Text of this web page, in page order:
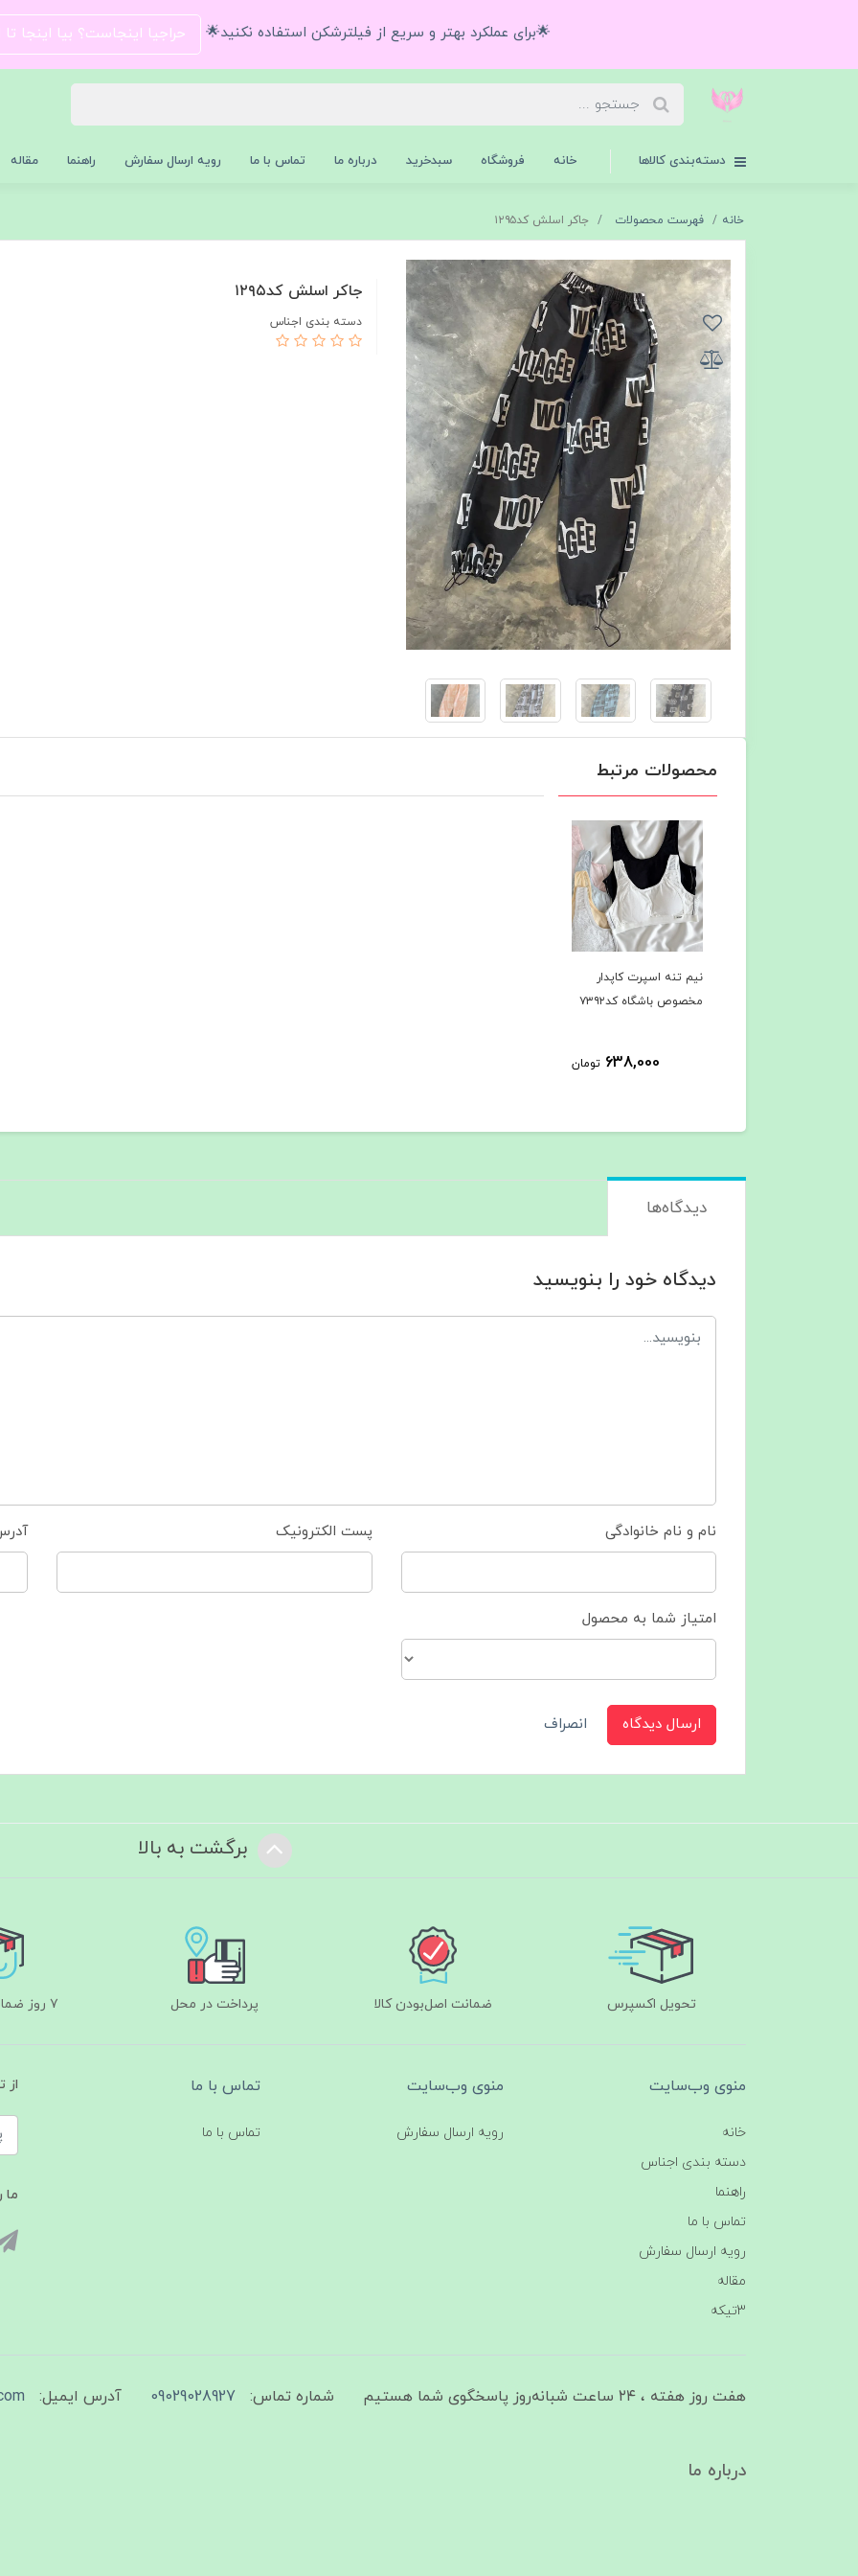
🌟برای عملکرد بهتر و سریع از فیلترشکن استفاده نکنید🌟 حراجیا اینجاست؟ بیا اینجا
دسته‌بندی کالاها خانه فروشگاه سبدخرید درباره ما تماس با ما رویه ارسال سفارش راهنما مقاله
خانه فهرست محصولات جاکر اسلش کد۱۲۹۵
جاکر اسلش کد۱۲۹۵
دسته بندی اجناس
محصولات مرتبط
نیم تنه اسپرت کاپدار
مخصوص باشگاه کد۷۳۹۲
638,000 تومان
دیدگاه‌ها
دیدگاه خود را بنویسید
نام و نام خانوادگی پست الکترونیک
امتیاز شما به محصول
ارسال دیدگاه انصراف
برگشت به بالا
تحویل اکسپرس ضمانت اصل‌بودن کالا پرداخت در محل ۷ روز ضمانت بازگشت
منوی وب‌سایت
خانه
دسته بندی اجناس
راهنما
تماس با ما
رویه ارسال سفارش
مقاله
3تیکه
منوی وب‌سایت
رویه ارسال سفارش
تماس با ما
تماس با ما
از
ما
هفت روز هفته ، ۲۴ ساعت شبانه‌روز پاسخگوی شما هستیم شماره تماس: 09029028927 آدرس ایمیل:
درباره ما